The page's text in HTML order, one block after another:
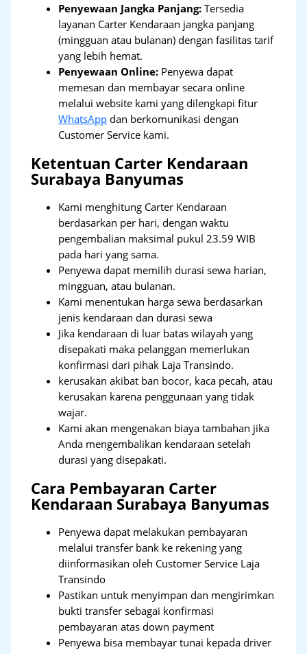
Penyewaan Jangka Panjang: Tersedia
layanan Carter Kendaraan jangka panjang
(mingguan atau bulanan) dengan fasilitas tarif
yang lebih hemat.
Penyewaan Online: Penyewa dapat
memesan dan membayar secara online
melalui website kami yang dilengkapi fitur
WhatsApp dan berkomunikasi dengan
Customer Service kami.
Ketentuan Carter Kendaraan
Surabaya Banyumas
Kami menghitung Carter Kendaraan
berdasarkan per hari, dengan waktu
pengembalian maksimal pukul 23.59 WIB
pada hari yang sama.
Penyewa dapat memilih durasi sewa harian,
mingguan, atau bulanan.
Kami menentukan harga sewa berdasarkan
jenis kendaraan dan durasi sewa
Jika kendaraan di luar batas wilayah yang
disepakati maka pelanggan memerlukan
konfirmasi dari pihak Laja Transindo.
kerusakan akibat ban bocor, kaca pecah, atau
kerusakan karena penggunaan yang tidak
wajar.
Kami akan mengenakan biaya tambahan jika
Anda mengembalikan kendaraan setelah
durasi yang disepakati.
Cara Pembayaran Carter
Kendaraan Surabaya Banyumas
Penyewa dapat melakukan pembayaran
melalui transfer bank ke rekening yang
diinformasikan oleh Customer Service Laja
Transindo
Pastikan untuk menyimpan dan mengirimkan
bukti transfer sebagai konfirmasi
pembayaran atas down payment
Penyewa bisa membayar tunai kepada driver